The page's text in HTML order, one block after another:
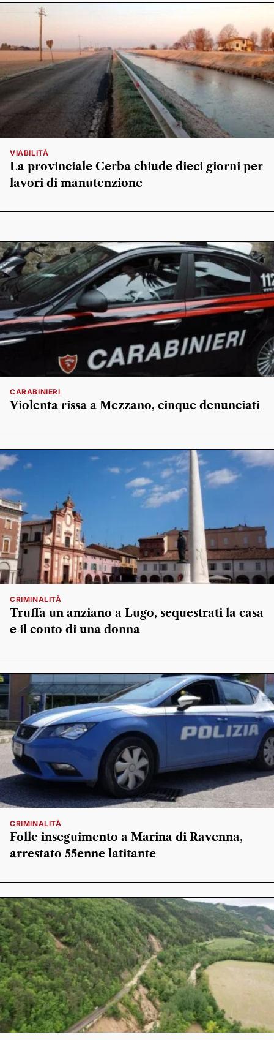
VIABILITÀ
La provinciale Cerba chiude dieci giorni per
lavori di manutenzione
CARABINIERI
Violenta rissa a Mezzano, cinque denunciati
CRIMINALITÀ
Truffa un anziano a Lugo, sequestrati la casa
e il conto di una donna
CRIMINALITÀ
Folle inseguimento a Marina di Ravenna,
arrestato 55enne latitante